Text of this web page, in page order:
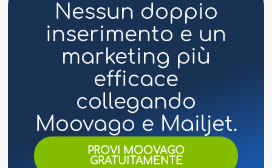
Nessun doppio
inserimento e un
marketing più
efficace
collegando
Moovago e Mailjet.
PROVI MOOVAGO
GRATUITAMENTE